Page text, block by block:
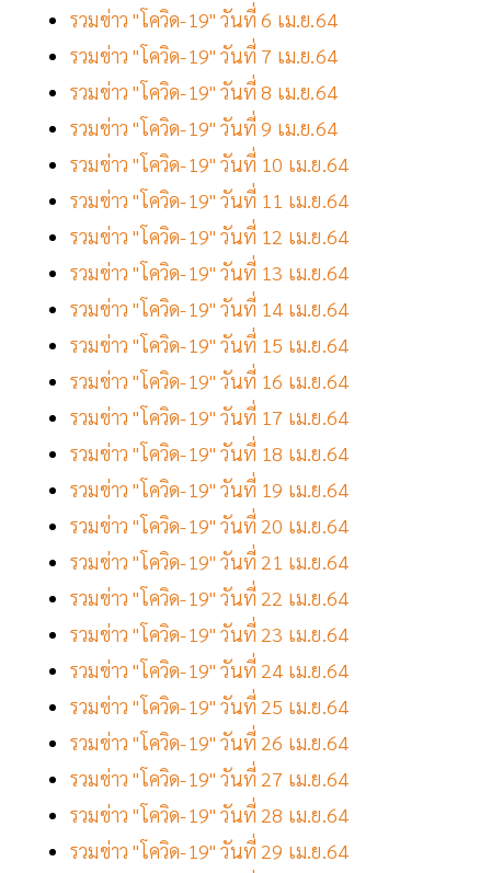
รวมข่าว "โควิด-19" วันที่ 6 เม.ย.64
รวมข่าว "โควิด-19" วันที่ 7 เม.ย.64
รวมข่าว "โควิด-19" วันที่ 8 เม.ย.64
รวมข่าว "โควิด-19" วันที่ 9 เม.ย.64
รวมข่าว "โควิด-19" วันที่ 10 เม.ย.64
รวมข่าว "โควิด-19" วันที่ 11 เม.ย.64
รวมข่าว "โควิด-19" วันที่ 12 เม.ย.64
รวมข่าว "โควิด-19" วันที่ 13 เม.ย.64
รวมข่าว "โควิด-19" วันที่ 14 เม.ย.64
รวมข่าว "โควิด-19" วันที่ 15 เม.ย.64
รวมข่าว "โควิด-19" วันที่ 16 เม.ย.64
รวมข่าว "โควิด-19" วันที่ 17 เม.ย.64
รวมข่าว "โควิด-19" วันที่ 18 เม.ย.64
รวมข่าว "โควิด-19" วันที่ 19 เม.ย.64
รวมข่าว "โควิด-19" วันที่ 20 เม.ย.64
รวมข่าว "โควิด-19" วันที่ 21 เม.ย.64
รวมข่าว "โควิด-19" วันที่ 22 เม.ย.64
รวมข่าว "โควิด-19" วันที่ 23 เม.ย.64
รวมข่าว "โควิด-19" วันที่ 24 เม.ย.64
รวมข่าว "โควิด-19" วันที่ 25 เม.ย.64
รวมข่าว "โควิด-19" วันที่ 26 เม.ย.64
รวมข่าว "โควิด-19" วันที่ 27 เม.ย.64
รวมข่าว "โควิด-19" วันที่ 28 เม.ย.64
รวมข่าว "โควิด-19" วันที่ 29 เม.ย.64